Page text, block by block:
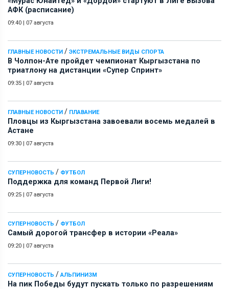
АФК (расписание)
09:40 | 07 августа
ГЛАВНЫЕ НОВОСТИ / ЭКСТРЕМАЛЬНЫЕ ВИДЫ СПОРТА
В Чолпон-Ате пройдет чемпионат Кыргызстана по
триатлону на дистанции «Супер Спринт»
09:35 | 07 августа
ГЛАВНЫЕ НОВОСТИ / ПЛАВАНИЕ
Пловцы из Кыргызстана завоевали восемь медалей в
Астане
09:30 | 07 августа
СУПЕРНОВОСТЬ / ФУТБОЛ
Поддержка для команд Первой Лиги!
09:25 | 07 августа
СУПЕРНОВОСТЬ / ФУТБОЛ
Самый дорогой трансфер в истории «Реала»
09:20 | 07 августа
СУПЕРНОВОСТЬ / АЛЬПИНИЗМ
На пик Победы будут пускать только по разрешениям